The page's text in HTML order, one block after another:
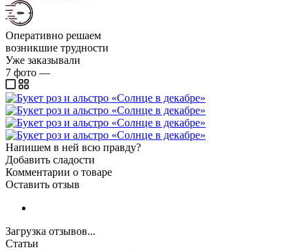
Оперативно решаем
возникшие трудности
Уже заказывали
7 фото —
Напишем в ней всю правду?
Добавить сладости
Комментарии о товаре
Оставить отзыв
Загрузка отзывов...
Статьи